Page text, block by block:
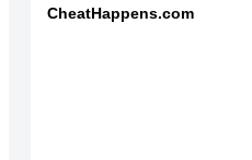
CheatHappens.com